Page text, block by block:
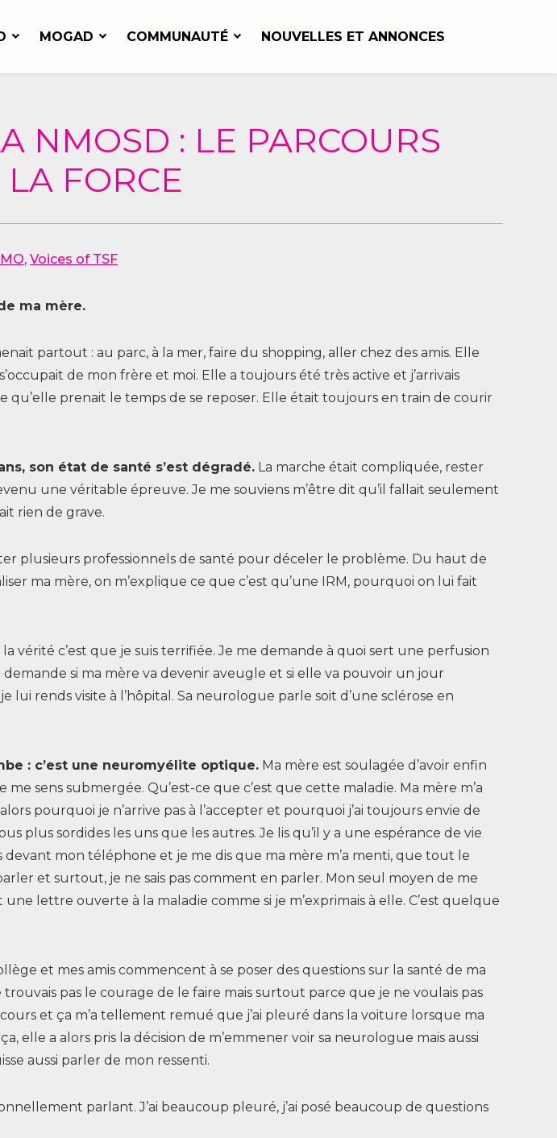
MOGAD COMMUNAUTÉ NOUVELLES ET ANNONCES
NMOSD : LE PARCOURS
FORCE
,Voices of TSF
ma mère.
partout : au parc, à la mer, faire du shopping, aller chez des amis. Elle
de mon frère et moi. Elle a toujours été très active et j’arrivais
qu’elle prenait le temps de se reposer. Elle était toujours en train de courir
son état de santé s’est dégradé. La marche était compliquée, rester
une véritable épreuve. Je me souviens m’être dit qu’il fallait seulement
rien de grave.
plusieurs professionnels de santé pour déceler le problème. Du haut de
ma mère, on m’explique ce que c’est qu’une IRM, pourquoi on lui fait
vérité c’est que je suis terrifiée. Je me demande à quoi sert une perfusion
si ma mère va devenir aveugle et si elle va pouvoir un jour
rends visite à l’hôpital. Sa neurologue parle soit d’une sclérose en
: c’est une neuromyélite optique. Ma mère est soulagée d’avoir enfin
sens submergée. Qu’est-ce que c’est que cette maladie. Ma mère m’a
pourquoi je n’arrive pas à l’accepter et pourquoi j’ai toujours envie de
plus sordides les uns que les autres. Je lis qu’il y a une espérance de vie
devant mon téléphone et je me dis que ma mère m’a menti, que tout le
et surtout, je ne sais pas comment en parler. Mon seul moyen de me
lettre ouverte à la maladie comme si je m’exprimais à elle. C’est quelque
et mes amis commencent à se poser des questions sur la santé de ma
pas le courage de le faire mais surtout parce que je ne voulais pas
et ça m’a tellement remué que j’ai pleuré dans la voiture lorsque ma
elle a alors pris la décision de m’emmener voir sa neurologue mais aussi
aussi parler de mon ressenti.
parlant. J’ai beaucoup pleuré, j’ai posé beaucoup de questions